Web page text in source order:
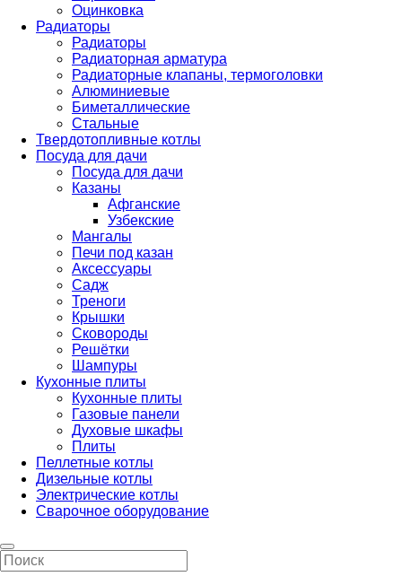
Оцинковка
Радиаторы
Радиаторы
Радиаторная арматура
Радиаторные клапаны, термоголовки
Алюминиевые
Биметаллические
Стальные
Твердотопливные котлы
Посуда для дачи
Посуда для дачи
Казаны
Афганские
Узбекские
Мангалы
Печи под казан
Аксессуары
Садж
Треноги
Крышки
Сковороды
Решётки
Шампуры
Кухонные плиты
Кухонные плиты
Газовые панели
Духовые шкафы
Плиты
Пеллетные котлы
Дизельные котлы
Электрические котлы
Сварочное оборудование